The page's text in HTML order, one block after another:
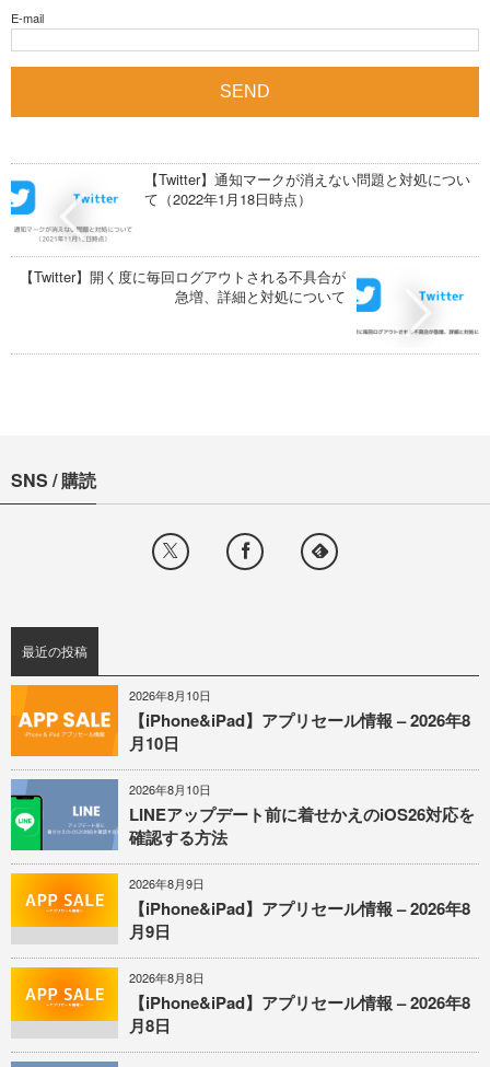
E-mail
【Twitter】通知マークが消えない問題と対処につい
て（2022年1月18日時点）
【Twitter】開く度に毎回ログアウトされる不具合が
急増、詳細と対処について
SNS / 購読
最近の投稿
2026年8月10日
【iPhone&iPad】アプリセール情報 – 2026年8
月10日
2026年8月10日
LINEアップデート前に着せかえのiOS26対応を
確認する方法
2026年8月9日
【iPhone&iPad】アプリセール情報 – 2026年8
月9日
2026年8月8日
【iPhone&iPad】アプリセール情報 – 2026年8
月8日